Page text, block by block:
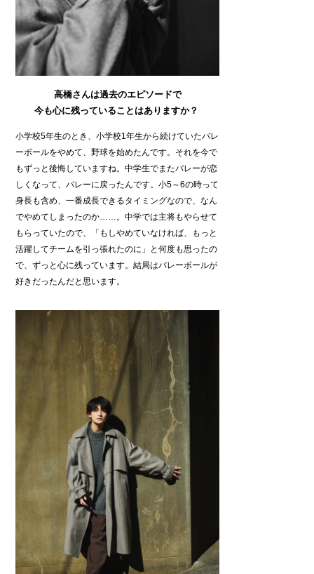
高橋さんは過去のエピソードで
今も心に残っていることはありますか？
小学校5年生のとき、小学校1年生から続けていたバレ
ーボールをやめて、野球を始めたんです。それを今で
もずっと後悔していますね。中学生でまたバレーが恋
しくなって、バレーに戻ったんです。小5～6の時って
身長も含め、一番成長できるタイミングなので、なん
でやめてしまったのか……。中学では主将もやらせて
もらっていたので、「もしやめていなければ、もっと
活躍してチームを引っ張れたのに」と何度も思ったの
で、ずっと心に残っています。結局はバレーボールが
好きだったんだと思います。